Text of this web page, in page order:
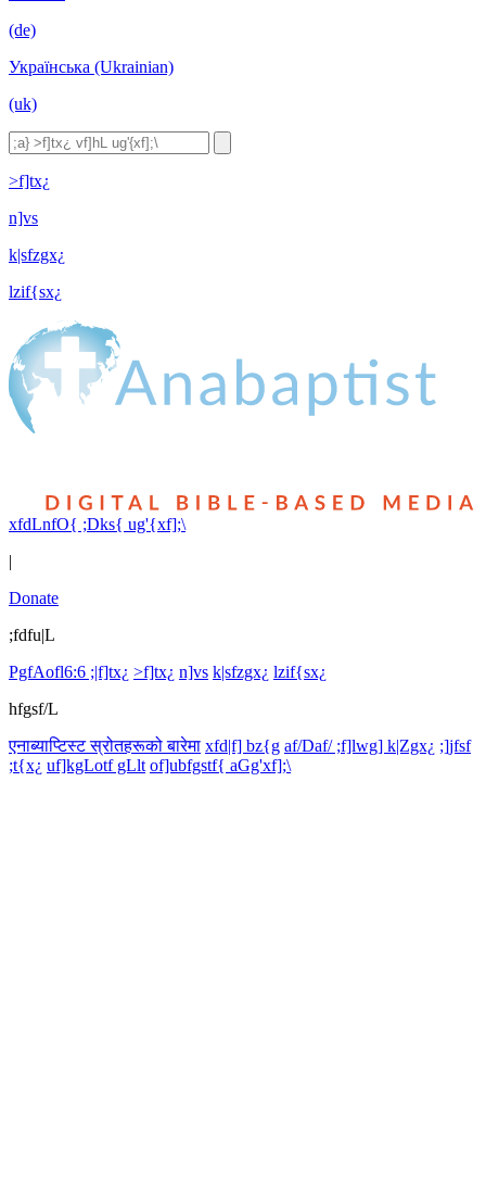
(de)
Українська (Ukrainian)
(uk)
>f]tx¿
n]vs
k|sfzgx¿
lzif{sx¿
xfdLnfO{ ;Dks{ ug'{xf];\
|
Donate
;fdfu|L
PgfAofl6:6 ;|f]tx¿ >f]tx¿ n]vs k|sfzgx¿ lzif{sx¿
hfgsf/L
एनाब्याप्टिस्ट स्रोतहरूको बारेमा xfd|f] bz{g af/Daf/ ;f]lwg] k|Zgx¿ ;]jfsf
;t{x¿ uf]kgLotf gLlt of]ubfgstf{ aGg'xf];\